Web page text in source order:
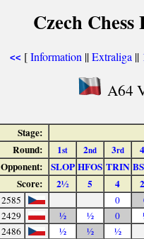
Czech
<< [Information ||Extraliga ||
A64
Stage:
Round:
1st 2nd 3rd
4
Opponent: SLOP HFOS TRIN
Score:
2½ 5 4
2585 0
2429 ½ ½ 0
2486 ½ ½
½